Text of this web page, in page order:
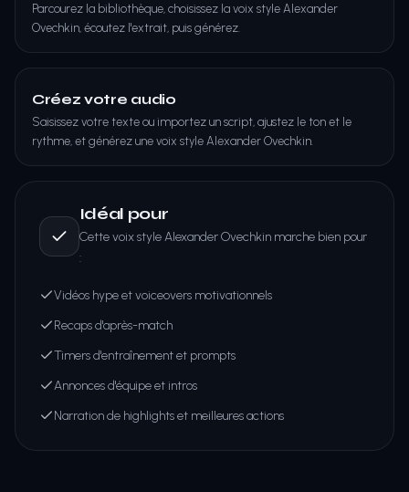
Parcourez la bibliothèque, choisissez la voix style Alexander
Ovechkin, écoutez l'extrait, puis générez.
Créez votre audio
Saisissez votre texte ou importez un script, ajustez le ton et le
rythme, et générez une voix style Alexander Ovechkin.
Idéal pour
Cette voix style Alexander Ovechkin marche bien pour
:
Vidéos hype et voiceovers motivationnels
Recaps d'après-match
Timers d'entraînement et prompts
Annonces d'équipe et intros
Narration de highlights et meilleures actions